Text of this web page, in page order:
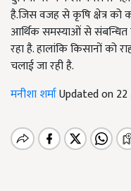
है.जिस वजह से कृषि क्षेत्र
आर्थिक समस्याओं से संबन्धित
रहा है. हालांकि किसानों को
चलाई जा रही है.
मनीशा शर्माUpdated on 22